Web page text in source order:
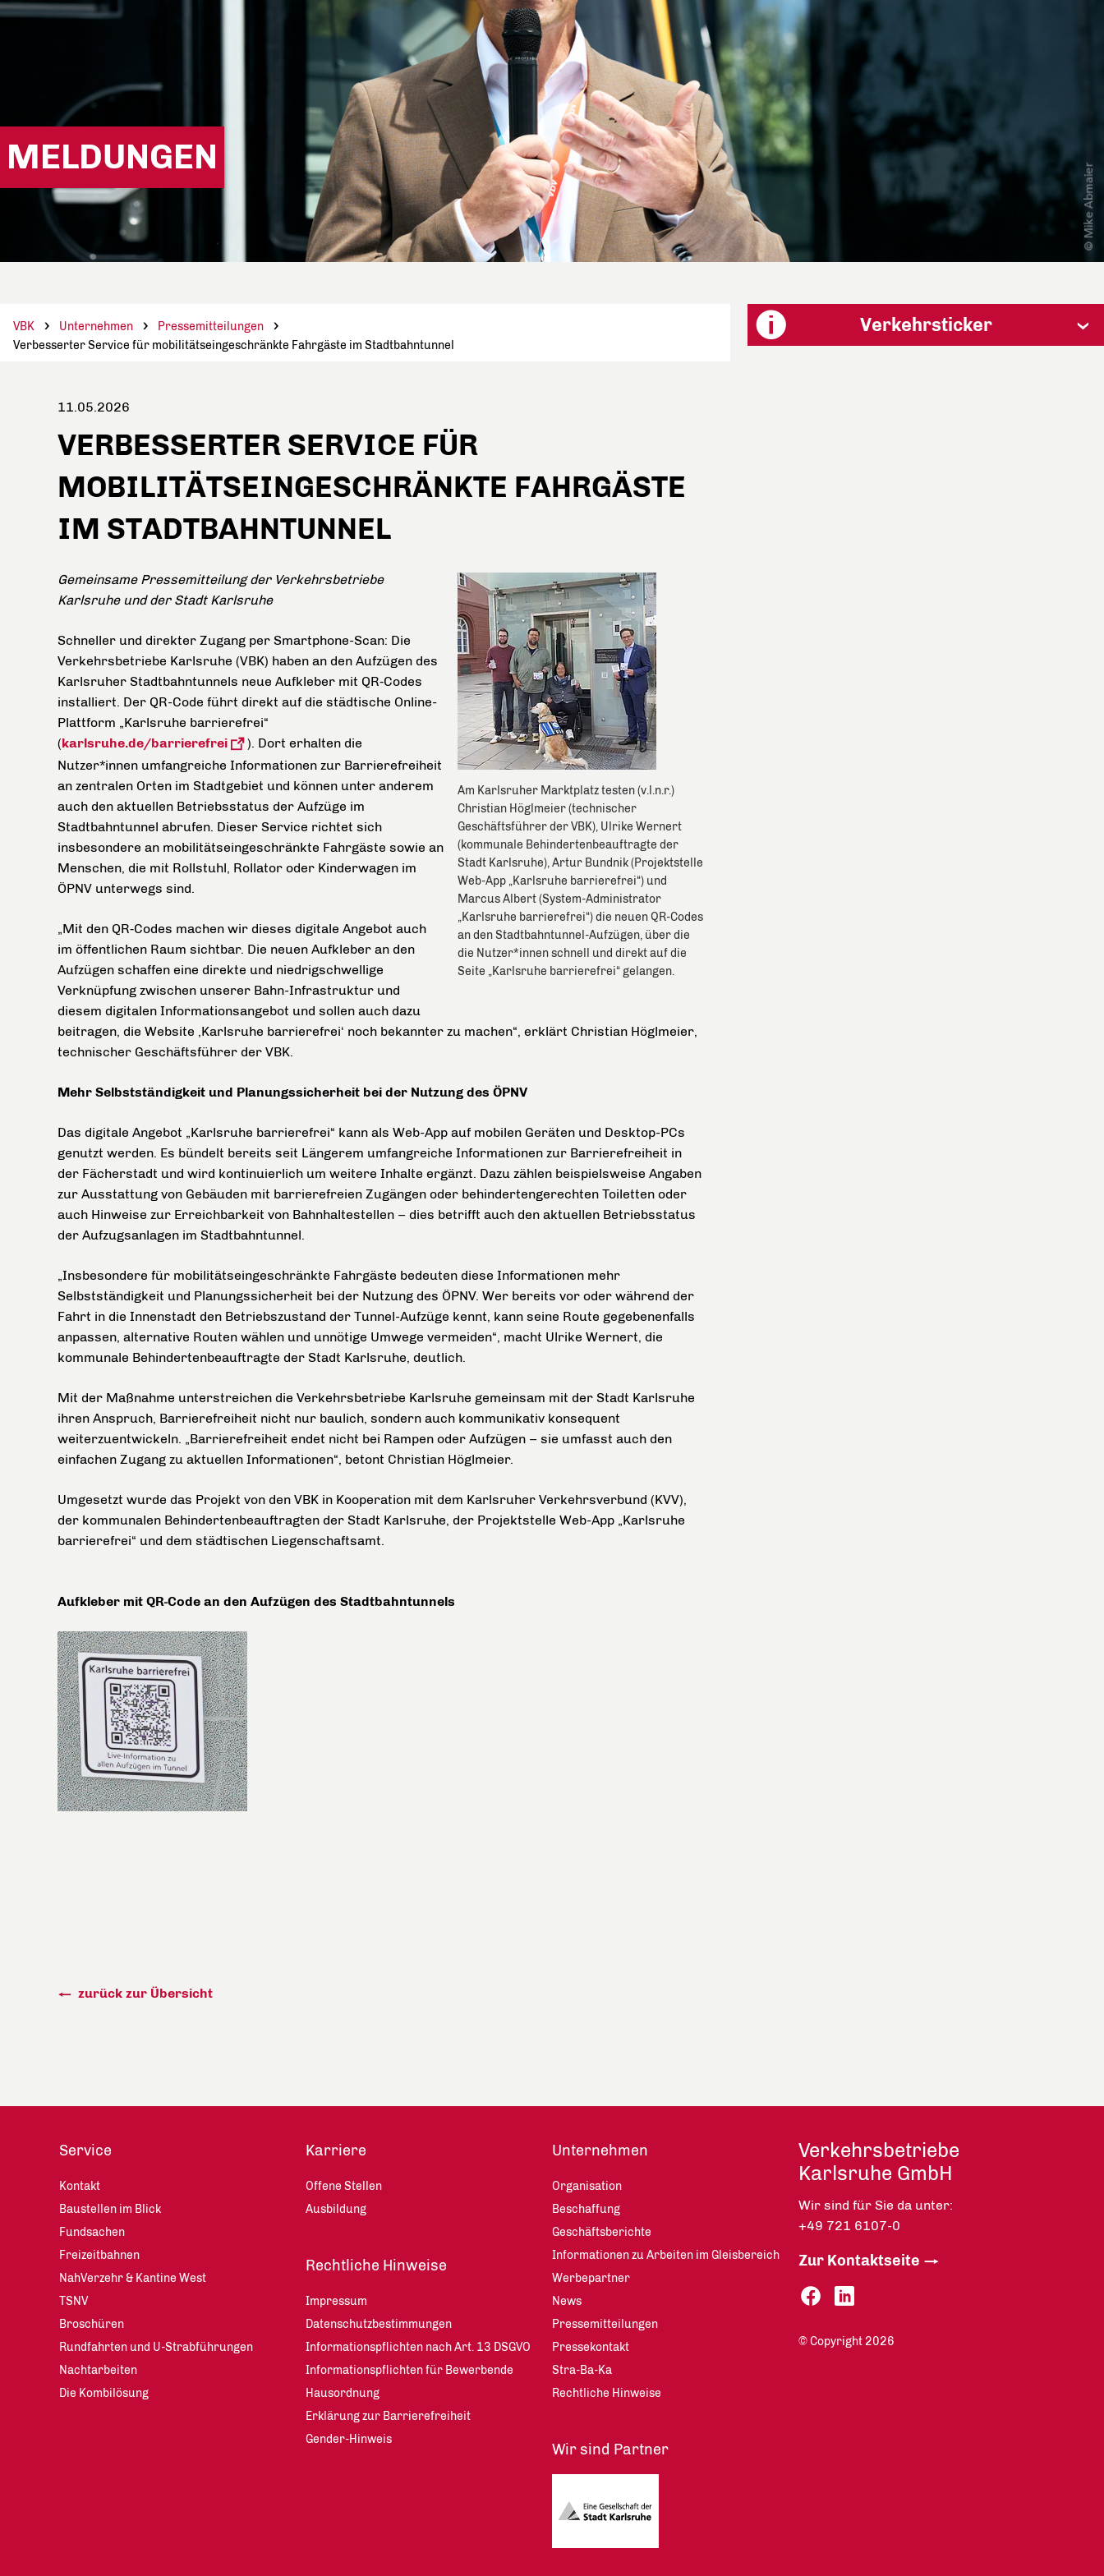
MELDUNGEN
VBK Unternehmen
Pressemitteilungen
Verbesserter Service für mobilitätseingeschränkte Fahrgäste im Stadtbahntunnel
11.05.2026
VERBESSERTER SERVICE FÜR
MOBILITÄTSEINGESCHRÄNKTE FAHRGÄSTE
IM STADTBAHNTUNNEL
Am Karlsruher Marktplatz testen (v.l.n.r.)
Christian Höglmeier (technischer
Geschäftsführer der VBK), Ulrike Wernert
(kommunale Behindertenbeauftragte der
Stadt Karlsruhe), Artur Bundnik (Projektstelle
Web-App „Karlsruhe barrierefrei“) und
Marcus Albert (System-Administrator
„Karlsruhe barrierefrei“) die neuen QR-Codes
an den Stadtbahntunnel-Aufzügen, über die
die Nutzer*innen schnell und direkt auf die
Seite „Karlsruhe barrierefrei“ gelangen.
Gemeinsame Pressemitteilung der Verkehrsbetriebe
Karlsruhe und der Stadt Karlsruhe
Schneller und direkter Zugang per Smartphone-Scan: Die
Verkehrsbetriebe Karlsruhe (VBK) haben an den Aufzügen des
Karlsruher Stadtbahntunnels neue Aufkleber mit QR‑Codes
installiert. Der QR-Code führt direkt auf die städtische Online-
Plattform „Karlsruhe barrierefrei“
(karlsruhe.de/barrierefrei
). Dort erhalten die
Nutzer*innen umfangreiche Informationen zur Barrierefreiheit
an zentralen Orten im Stadtgebiet und können unter anderem
auch den aktuellen Betriebsstatus der Aufzüge im
Stadtbahntunnel abrufen. Dieser Service richtet sich
insbesondere an mobilitätseingeschränkte Fahrgäste sowie an
Menschen, die mit Rollstuhl, Rollator oder Kinderwagen im
ÖPNV unterwegs sind.
„Mit den QR‑Codes machen wir dieses digitale Angebot auch
im öffentlichen Raum sichtbar. Die neuen Aufkleber an den
Aufzügen schaffen eine direkte und niedrigschwellige
Verknüpfung zwischen unserer Bahn-Infrastruktur und
diesem digitalen Informationsangebot und sollen auch dazu
beitragen, die Website ‚Karlsruhe barrierefrei‘ noch bekannter zu machen“, erklärt Christian Höglmeier,
technischer Geschäftsführer der VBK.
Mehr Selbstständigkeit und Planungssicherheit bei der Nutzung des ÖPNV
Das digitale Angebot „Karlsruhe barrierefrei“ kann als Web-App auf mobilen Geräten und Desktop-PCs
genutzt werden. Es bündelt bereits seit Längerem umfangreiche Informationen zur Barrierefreiheit in
der Fächerstadt und wird kontinuierlich um weitere Inhalte ergänzt. Dazu zählen beispielsweise Angaben
zur Ausstattung von Gebäuden mit barrierefreien Zugängen oder behindertengerechten Toiletten oder
auch Hinweise zur Erreichbarkeit von Bahnhaltestellen – dies betrifft auch den aktuellen Betriebsstatus
der Aufzugsanlagen im Stadtbahntunnel.
„Insbesondere für mobilitätseingeschränkte Fahrgäste bedeuten diese Informationen mehr
Selbstständigkeit und Planungssicherheit bei der Nutzung des ÖPNV. Wer bereits vor oder während der
Fahrt in die Innenstadt den Betriebszustand der Tunnel-Aufzüge kennt, kann seine Route gegebenenfalls
anpassen, alternative Routen wählen und unnötige Umwege vermeiden“, macht Ulrike Wernert, die
kommunale Behindertenbeauftragte der Stadt Karlsruhe, deutlich.
Mit der Maßnahme unterstreichen die Verkehrsbetriebe Karlsruhe gemeinsam mit der Stadt Karlsruhe
ihren Anspruch, Barrierefreiheit nicht nur baulich, sondern auch kommunikativ konsequent
weiterzuentwickeln. „Barrierefreiheit endet nicht bei Rampen oder Aufzügen – sie umfasst auch den
einfachen Zugang zu aktuellen Informationen“, betont Christian Höglmeier.
Umgesetzt wurde das Projekt von den VBK in Kooperation mit dem Karlsruher Verkehrsverbund (KVV),
der kommunalen Behindertenbeauftragten der Stadt Karlsruhe, der Projektstelle Web-App „Karlsruhe
barrierefrei“ und dem städtischen Liegenschaftsamt.
Aufkleber mit QR-Code an den Aufzügen des Stadtbahntunnels
zurück zur Übersicht
Verkehrsticker
Service
Kontakt
Baustellen im Blick
Fundsachen
Freizeitbahnen
NahVerzehr & Kantine West
TSNV
Broschüren
Rundfahrten und U-Strabführungen
Nachtarbeiten
Die Kombilösung
Karriere
Offene Stellen
Ausbildung
Rechtliche Hinweise
Impressum
Datenschutzbestimmungen
Informationspflichten nach Art. 13 DSGVO
Informationspflichten für Bewerbende
Hausordnung
Erklärung zur Barrierefreiheit
Gender-Hinweis
Unternehmen
Organisation
Beschaffung
Geschäftsberichte
Informationen zu Arbeiten im Gleisbereich
Werbepartner
News
Pressemitteilungen
Pressekontakt
Stra-Ba-Ka
Rechtliche Hinweise
Wir sind Partner
Verkehrsbetriebe
Karlsruhe GmbH
Wir sind für Sie da unter:
+49 721 6107-0
Zur Kontaktseite
© Copyright 2026